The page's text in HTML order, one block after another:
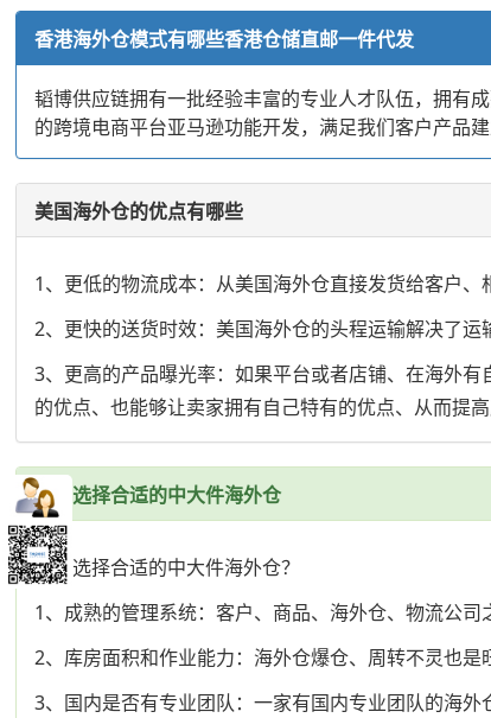
香港海外仓模式有哪些香港仓储直邮一件代发
韬博供应链拥有一批经验丰富的专业人才队伍，拥有
的跨境电商平台亚马逊功能开发，满足我们客户产品
美国海外仓的优点有哪些
1、更低的物流成本：从美国海外仓直接发货给客户、
2、更快的送货时效：美国海外仓的头程运输解决了
3、更高的产品曝光率：如果平台或者店铺、在海外
的优点、也能够让卖家拥有自己特有的优点、从而提
怎样选择合适的中大件海外仓
怎样选择合适的中大件海外仓？
1、成熟的管理系统：客户、商品、海外仓、物流公
2、库房面积和作业能力：海外仓爆仓、周转不灵也
3、国内是否有专业团队：一家有国内专业团队的海